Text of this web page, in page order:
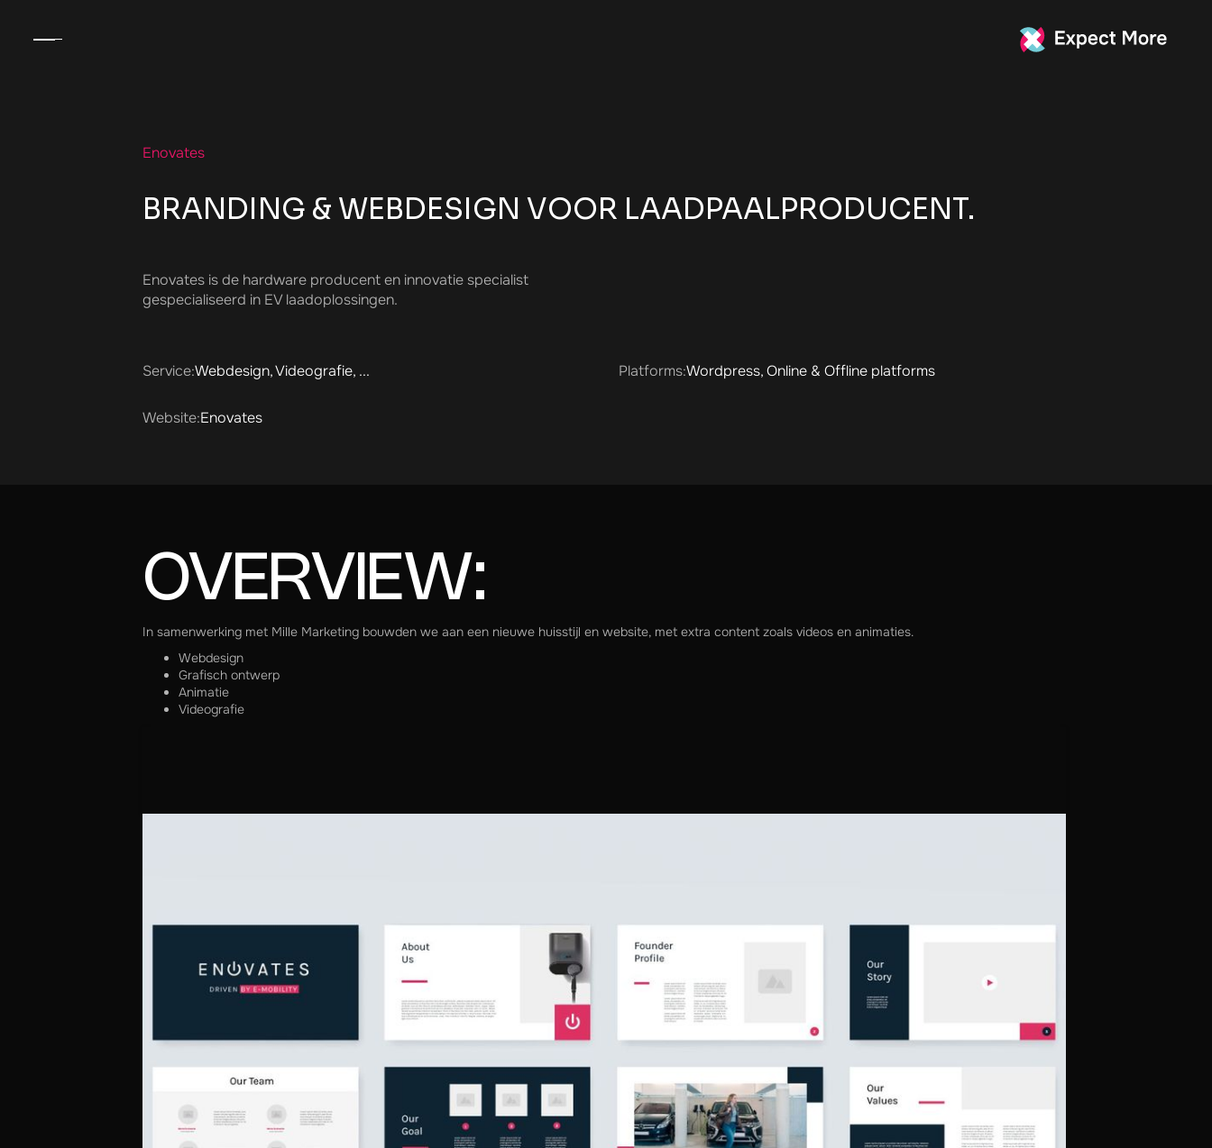
Enovates
BRANDING & WEBDESIGN VOOR LAADPAALPRODUCENT.
Enovates is de hardware producent en innovatie specialist
gespecialiseerd in EV laadoplossingen.
Service:Webdesign, Videografie, ... Platforms:Wordpress, Online & Offline platforms
Website:Enovates
OVERVIEW:
In samenwerking met Mille Marketing bouwden we aan een nieuwe huisstijl en website, met extra content zoals videos en animaties.
Webdesign
Grafisch ontwerp
Animatie
Videografie